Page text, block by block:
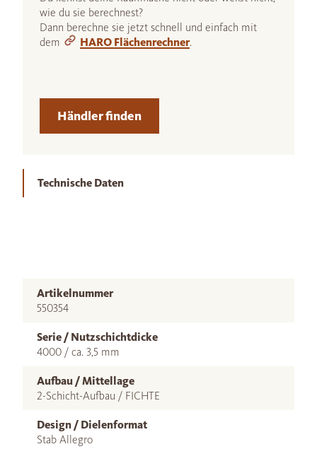
wie du sie berechnest?
Dann berechne sie jetzt schnell und einfach mit
dem
HARO Flächenrechner.
Händler finden
Technische Daten
Artikelnummer
550354
Serie / Nutzschichtdicke
4000 / ca. 3,5 mm
Aufbau / Mittellage
2-Schicht-Aufbau / FICHTE
Design / Dielenformat
Stab Allegro